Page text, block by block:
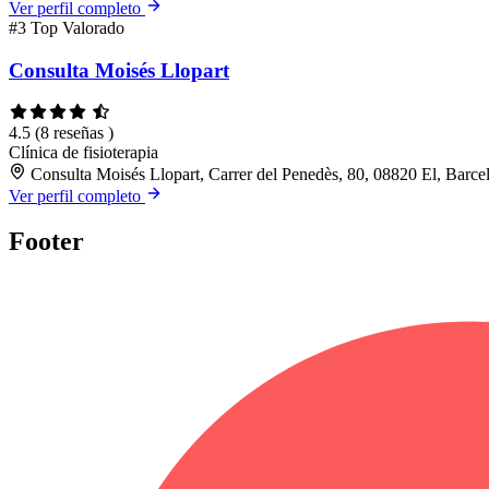
Ver perfil completo
#3 Top Valorado
Consulta Moisés Llopart
4.5 (8 reseñas )
Clínica de fisioterapia
Consulta Moisés Llopart, Carrer del Penedès, 80, 08820 El,
Ver perfil completo
Footer